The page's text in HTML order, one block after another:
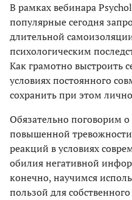
В рамках вебинара
популярные сегодня
длительной
психологическим
Как грамотно выстроить
условиях постоянного
сохранить при этом
Обязательно поговорим
повышенной
реакций в условиях
обилия негативной
конечно, научимся
пользой для